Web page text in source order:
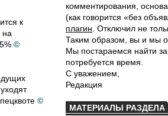
к
на
©
©
комментирования,
(как говорится «без
плагин . Отключил не
Таким образом, вы и мы
Мы постараемся найти
потребуется время.
С уважением,
Редакция
МАТЕРИАЛЫ РАЗДЕЛА